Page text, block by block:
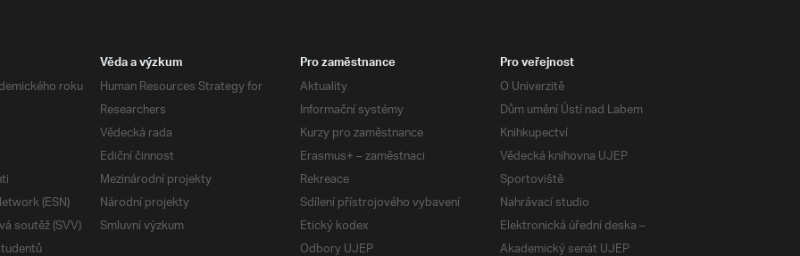
roku
(ESN)
soutěž (SVV)
Věda a výzkum
Human Resources Strategy for
Researchers
Vědecká rada
Ediční činnost
Mezinárodní projekty
Národní projekty
Smluvní výzkum
Pro zaměstnance
Aktuality
Informační systémy
Kurzy pro zaměstnance
Erasmus+ – zaměstnaci
Rekreace
Sdílení přístrojového vybavení
Etický kodex
Odbory UJEP
Pro veřejnost
O Univerzitě
Dům umění Ústí nad Labem
Knihkupectví
Vědecká knihovna UJEP
Sportoviště
Nahrávací studio
Elektronická úřední deska –
Akademický senát UJEP